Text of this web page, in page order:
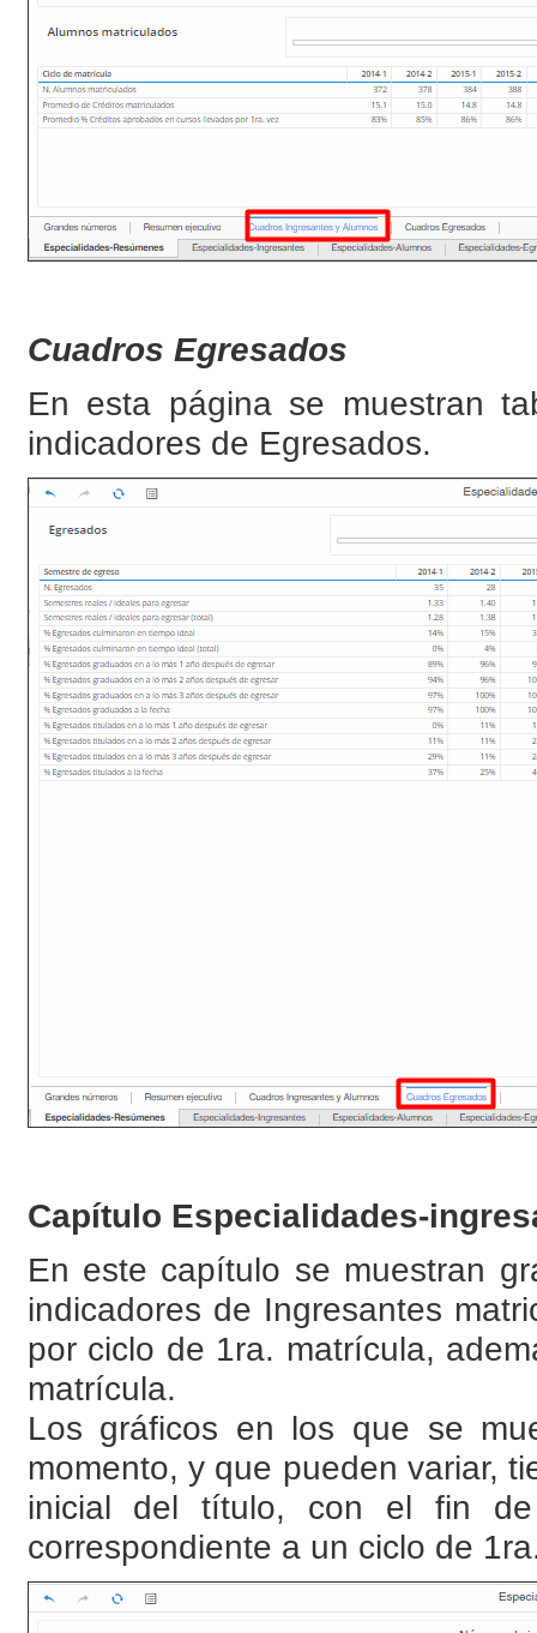
Cuadros Egresados
En esta página se muestran
indicadores de Egresados.
Capítulo Especialidades-
En este capítulo se muestran
indicadores de Ingresantes
por ciclo de 1ra. matrícula,
matrícula.
Los gráficos en los que se
momento, y que pueden variar,
inicial del título, con el fin
correspondiente a un ciclo de